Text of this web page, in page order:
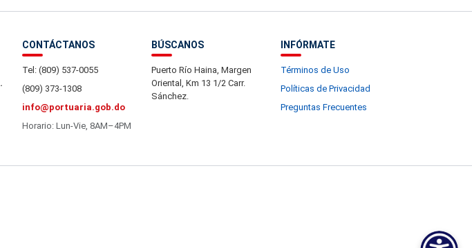
CONTÁCTANOS
Tel: (809) 537-0055
(809) 373-1308
info@portuaria.gob.do
Horario: Lun-Vie, 8AM–4PM
BÚSCANOS
Puerto Río Haina, Margen
Oriental, Km 13 1/2 Carr.
Sánchez.
INFÓRMATE
Términos de Uso
Políticas de Privacidad
Preguntas Frecuentes